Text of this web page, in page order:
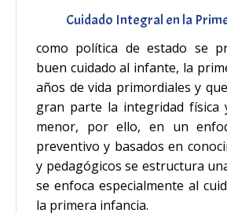
Cuidado Integral en la
como política de estado se
buen cuidado al infante, la
años de vida primordiales y
gran parte la integridad física
menor, por ello, en un
preventivo y basados en
y pedagógicos se estructura
se enfoca especialmente al
la primera infancia.